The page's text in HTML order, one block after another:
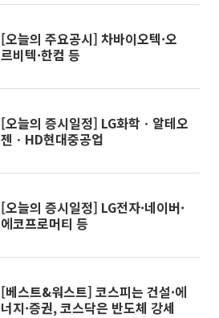
[오늘의 주요공시] 차바이오텍·오
르비텍·한컴 등
[오늘의 증시일정] LG화학ㆍ알테오
젠ㆍHD현대중공업
[오늘의 증시일정] LG전자·네이버·
에코프로머티 등
[베스트&워스트] 코스피는 건설·에
너지·증권, 코스닥은 반도체 강세